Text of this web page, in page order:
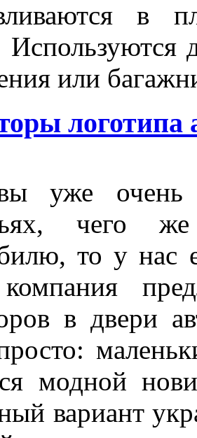
в
Используются
или
логотипа
уже очень
чего
то у нас
в двери
модной
вариант